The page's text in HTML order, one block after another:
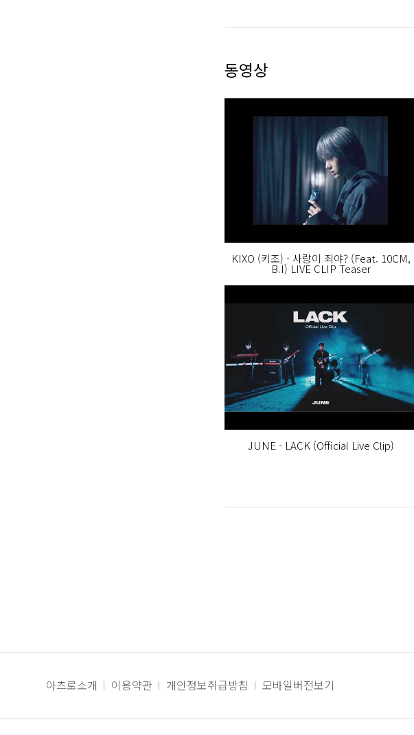
동영상
KIXO (키조) - 사랑이 죄야? (Feat. 10CM,
B.I) LIVE CLIP Teaser
JUNE - LACK (Official Live Clip)
아츠로소개 이용약관 개인정보취급방침 모바일버전보기